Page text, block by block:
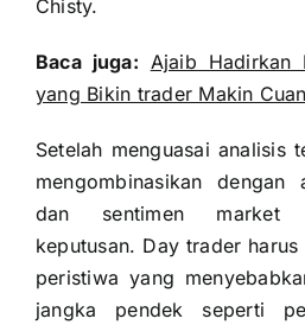
Chisty.
Baca juga: Ajaib Hadirkan
yang Bikin trader Makin
Setelah menguasai analisis
mengombinasikan dengan
dan sentimen market
keputusan. Day trader
peristiwa yang
jangka pendek seperti